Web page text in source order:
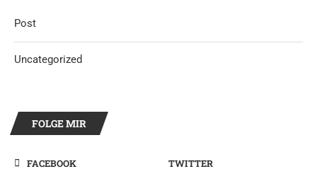
Post
Uncategorized
FOLGE MIR
FACEBOOK
TWITTER